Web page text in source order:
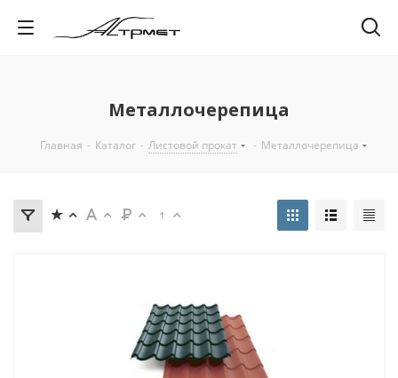
Металлочерепица
Главная - Каталог - Листовой прокат - Металлочерепица